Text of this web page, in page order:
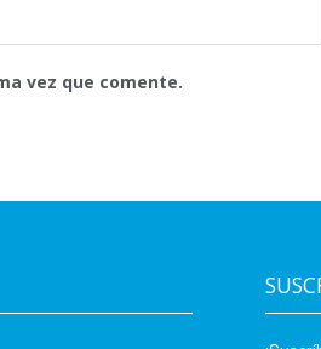
vez que comente.